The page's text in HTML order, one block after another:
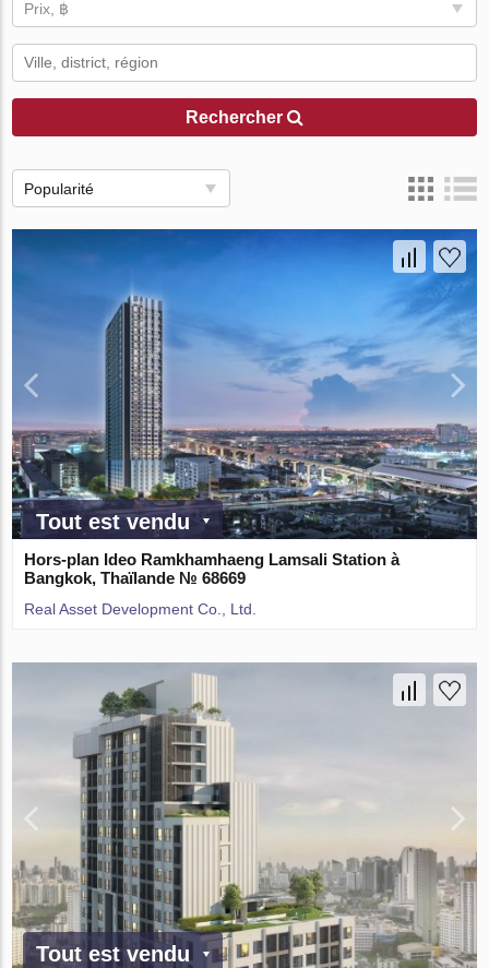
Prix, ฿
Rechercher
Popularité
Tout est vendu
Hors-plan Ideo Ramkhamhaeng Lamsali Station à
Bangkok, Thaïlande № 68669
Real Asset Development Co., Ltd.
Tout est vendu